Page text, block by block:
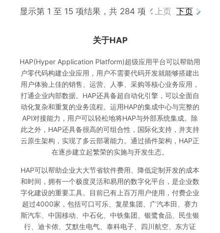
显示第 1 至 15 项结果，共 284 项 上页 下页
关于HAP
HAP(Hyper Application Platform)超级应用平台可以帮助用
户零代码构建企业应用，用户不需要代码开发就能够搭建出
用户体验上佳的销售、运营、人事、采购等核心业务应用，
打通企业内部数据。HAP还具备超自动化引擎，可以全面自
动化复杂和重复的业务流程。运用HAP的集成中心与完整的
API对接能力，用户可以轻松地将HAP与外部系统集成。除
此之外，HAP还具备很高的可组合性，国际化支持，并支持
云原生架构，实现了多云部署能力。通过插件架构，HAP正
在逐步建立起繁荣的实施与开发生态。
HAP可以帮助企业大大节省软件费用、降低定制开发的成本
和时间，拥有一个极度灵活和易用的数字化平台，是企业数
字化建设的重要工具。目前已有上百万用户使用，付费企业
超过4000家，包括可口可乐、复星集团、广汽本田、赛力
斯汽车、中国移动、中石化、中铁集团、银鹭食品、民生银
行、迪卡侬、艾默生电气、泰科电子、四川航空、东方证